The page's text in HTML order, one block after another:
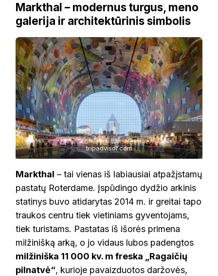
Markthal – modernus turgus, meno
galerija ir architektūrinis simbolis
tripadvisor.com
Markthal – tai vienas iš labiausiai atpažįstamų
pastatų Roterdame. Įspūdingo dydžio arkinis
statinys buvo atidarytas 2014 m. ir greitai tapo
traukos centru tiek vietiniams gyventojams,
tiek turistams. Pastatas iš išorės primena
milžinišką arką, o jo vidaus lubos padengtos
milžiniška 11 000 kv. m freska „Ragaičių
pilnatvė“, kurioje pavaizduotos daržovės,